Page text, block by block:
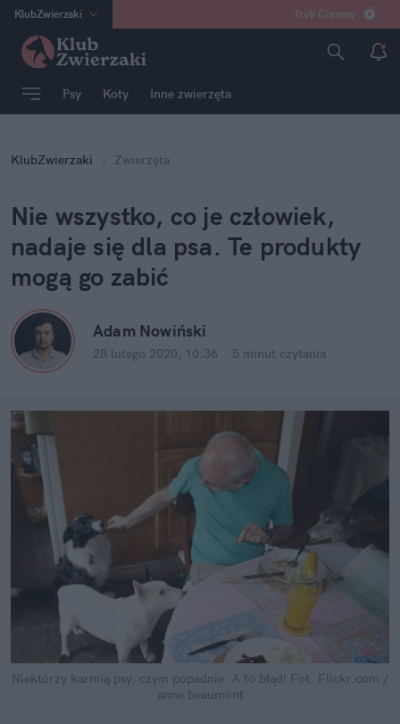
KlubZwierzaki
na:Temat
INN:Poland
ASZ:dziennik
dad :HERO
Tryb Ciemny
Psy Koty Inne zwierzęta
KlubZwierzaki Zwierzęta
Nie wszystko, co je człowiek,
nadaje się dla psa. Te produkty
mogą go zabić
Adam Nowiński
28 lutego 2020, 10:36 5 minut czytania
Niektórzy karmią psy, czym popadnie. A to błąd!
Fot. Flickr.com /
anne beaumont